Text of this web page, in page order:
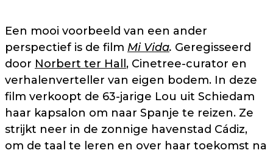
Een mooi voorbeeld van een ander
perspectief is de film Mi Vida. Geregisseerd
door Norbert ter Hall , Cinetree-curator en
verhalenverteller van eigen bodem. In deze
film verkoopt de 63-jarige Lou uit Schiedam
haar kapsalon om naar Spanje te reizen. Ze
strijkt neer in de zonnige havenstad Cádiz,
om de taal te leren en over haar toekomst na